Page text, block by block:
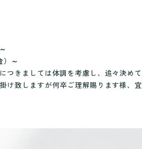
）～
つきましては体調を考慮し、追々決めて
け致しますが何卒ご理解賜ります様、宜